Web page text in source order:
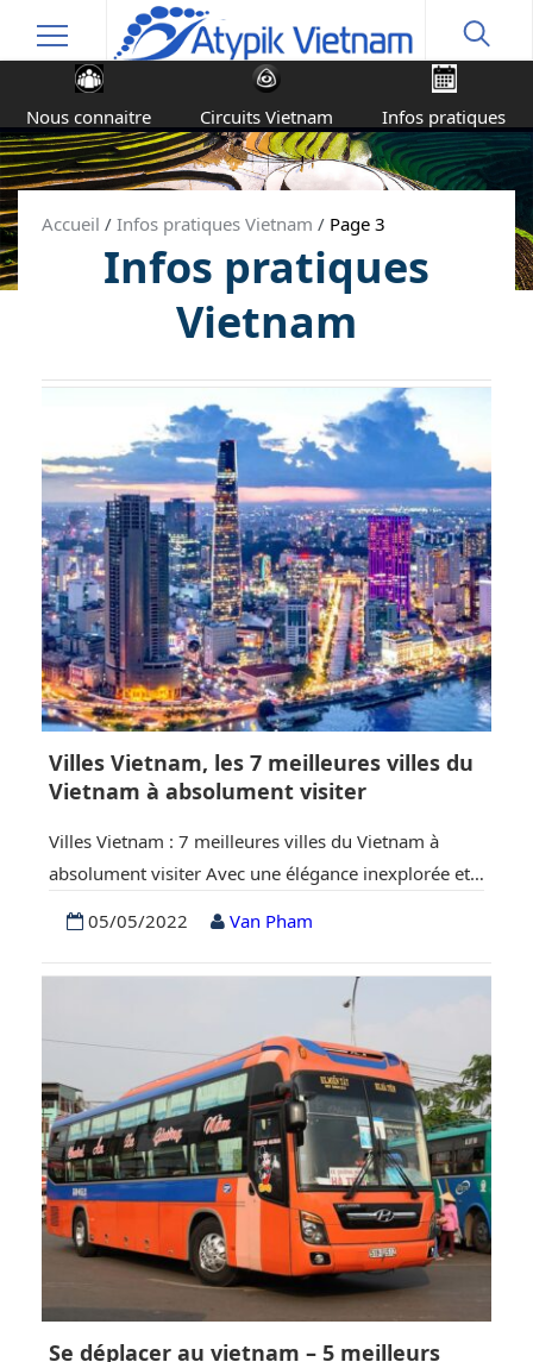
Nous connaitre Circuits Vietnam Infos pratiques
Accueil / Infos pratiques Vietnam / Page 3
Infos pratiques
Vietnam
Villes Vietnam, les 7 meilleures villes du
Vietnam à absolument visiter
Villes Vietnam : 7 meilleures villes du Vietnam à
absolument visiter Avec une élégance inexplorée et
destinations les plus négligées d’Asie qui doit être
visitée pour une escapade quintessentielle en 2022 !
Assurez-vous de lire cette liste des 7 meilleures villes
du Vietnam à absolument visiter et…
05/05/2022 Van Pham
Se déplacer au vietnam – 5 meilleurs